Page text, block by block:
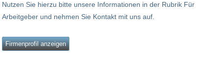
Nutzen Sie hierzu bitte unsere Informationen in der Rubrik Für
Arbeitgeber und nehmen Sie Kontakt mit uns auf.
Firmenprofil anzeigen